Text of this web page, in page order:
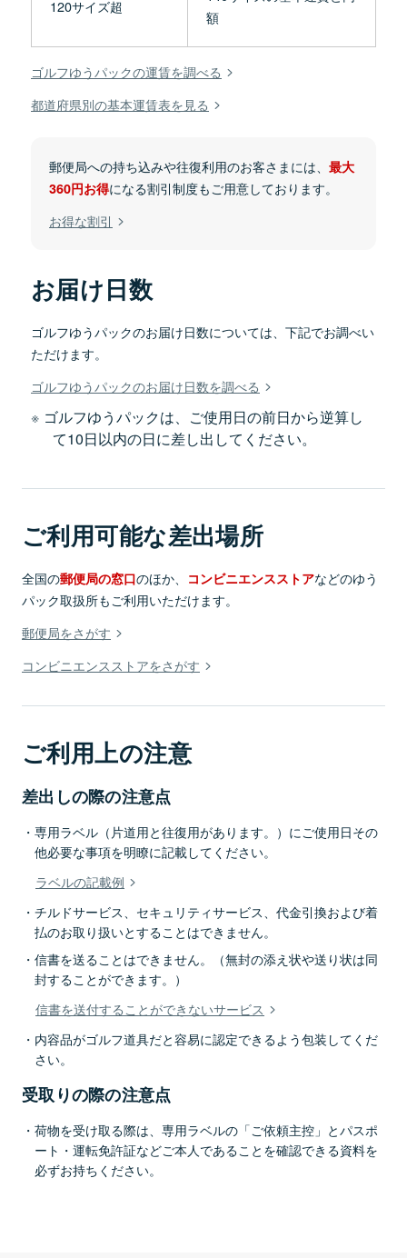
120サイズ超
額
ゴルフゆうパックの運賃を調べる
都道府県別の基本運賃表を見る
郵便局への持ち込みや往復利用のお客さまには、 最大
360円お得になる割引制度もご用意しております。
お得な割引
お届け日数
ゴルフゆうパックのお届け日数については、下記でお調べい
ただけます。
ゴルフゆうパックのお届け日数を調べる
ゴルフゆうパックは、ご使用日の前日から逆算し
て10日以内の日に差し出してください。
ご利用可能な差出場所
全国の郵便局の窓口のほか、 コンビニエンスストアなどのゆう
パック取扱所もご利用いただけます。
郵便局をさがす
コンビニエンスストアをさがす
ご利用上の注意
差出しの際の注意点
専用ラベル（片道用と往復用があります。）にご使用日その
他必要な事項を明瞭に記載してください。
ラベルの記載例
チルドサービス、セキュリティサービス、代金引換および着
払のお取り扱いとすることはできません。
信書を送ることはできません。（無封の添え状や送り状は同
封することができます。）
信書を送付することができないサービス
内容品がゴルフ道具だと容易に認定できるよう包装してくだ
さい。
受取りの際の注意点
荷物を受け取る際は、専用ラベルの「ご依頼主控」とパスポ
ート・運転免許証などご本人であることを確認できる資料を
必ずお持ちください。